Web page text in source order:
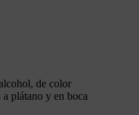
de color
plátano y en boca